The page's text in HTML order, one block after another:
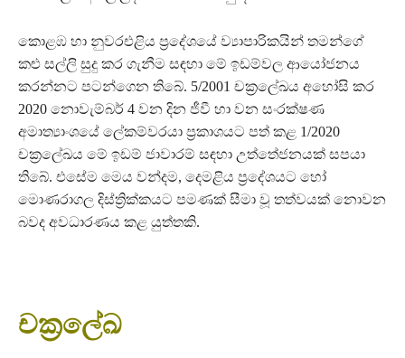
කොළඹ හා නුවරඑළිය ප්‍රදේශයේ ව්‍යාපාරිකයින් තමන්ගේ
කළු සල්ලි සුදු කර ගැනීම සඳහා මේ ඉඩම්වල ආයෝජනය
කරන්නට පටන්ගෙන තිබේ. 5/2001 චක්‍රලේඛය අහෝසි කර
2020 නොවැම්බර් 4 වන දින ජීවී හා වන සංරක්ෂණ
අමාත්‍යාංශයේ ලේකම්වරයා ප්‍රකාශයට පත් කළ 1/2020
චක්‍රලේඛය මේ ඉඩම් ජාවාරම් සඳහා උත්තේජනයක් සපයා
තිබේ. එසේම මෙය වන්දම, දෙමළිය ප්‍රදේශයට හෝ
මොණරාගල දිස්ත්‍රික්කයට පමණක් සීමා වූ තත්වයක් නොවන
බවද අවධාරණය කළ යුත්තකි.
චක්‍රලේඛ